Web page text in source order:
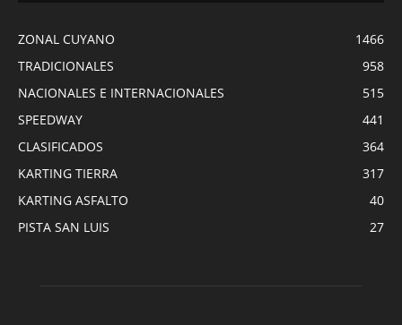
ZONAL CUYANO
1466
TRADICIONALES
958
NACIONALES E INTERNACIONALES
515
SPEEDWAY
441
CLASIFICADOS
364
KARTING TIERRA
317
KARTING ASFALTO
40
PISTA SAN LUIS
27